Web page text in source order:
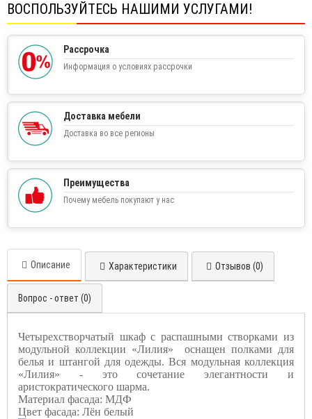
ВОСПОЛЬЗУЙТЕСЬ НАШИМИ УСЛУГАМИ!
Рассрочка
Информация о условиях рассрочки
Доставка мебели
Доставка во все регионы
Преимущества
Почему мебель покупают у нас
Описание Характеристики Отзывов (0)
Вопрос - ответ (0)
Четырехстворчатый шкаф с распашными створками из
модульной коллекции «Лилия»
оснащен полками для
белья и штангой для одежды. Вся модульная коллекция
«Лилия» - это сочетание элегантности и
аристократического шарма.
Материал фасада: МДФ
Цвет фасада: Лён белый